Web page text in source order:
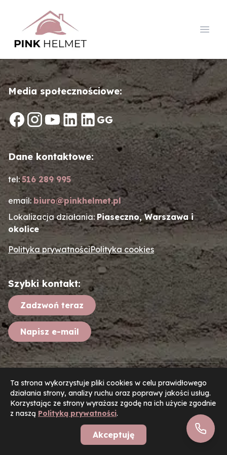
Media społecznościowe:
GG
Dane kontaktowe:
tel: 516 289 995
email: biuro@pinkhelmet.pl
Lokalizacja działania:Piaseczno, Warszawa i
okolice
Polityka prywatnościPolityka cookies
Szybki kontakt:
Zadzwoń teraz
Napisz e-mail
Ta strona wykorzystuje pliki cookies w celu prawidłowego
działania strony, analizy ruchu oraz poprawy jakości usług.
Korzystając ze strony wyrażasz zgodę na ich użycie zgodnie
z naszą Polityką prywatności.
Akceptuję